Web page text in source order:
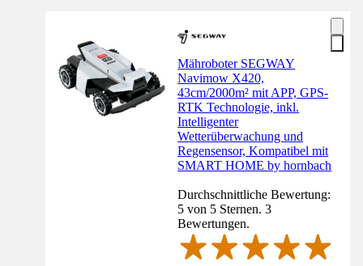
Mähroboter SEGWAY
Navimow X420,
43cm/2000m² mit APP, GPS-
RTK Technologie, inkl.
Intelligenter
Wetterüberwachung und
Regensensor, Kompatibel mit
SMART HOME by hornbach
Durchschnittliche Bewertung:
5 von 5 Sternen. 3
Bewertungen.